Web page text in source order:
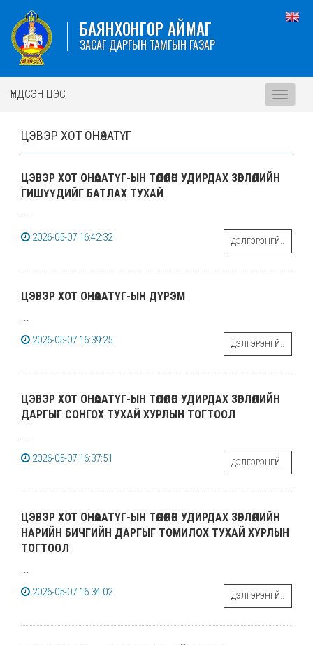
БАЯНХОНГОР АЙМАГ
ЗАСАГ ДАРГЫН ТАМГЫН ГАЗАР
ҮНДСЭН ЦЭС
Toggle
ЦЭВЭР ХОТ ОНӨААТҮГ
ЦЭВЭР ХОТ ОНӨААТҮГ-ЫН ТӨЛӨӨЛӨН УДИРДАХ ЗӨВЛӨЛИЙН
ГИШҮҮДИЙГ БАТЛАХ ТУХАЙ
...
2026-05-07 16:42:32
ДЭЛГЭРЭНГҮЙ..
ЦЭВЭР ХОТ ОНӨААТҮГ-ЫН ДҮРЭМ
...
2026-05-07 16:39:25
ДЭЛГЭРЭНГҮЙ..
ЦЭВЭР ХОТ ОНӨААТҮГ-ЫН ТӨЛӨӨЛӨН УДИРДАХ ЗӨВЛӨЛИЙН
ДАРГЫГ СОНГОХ ТУХАЙ ХУРЛЫН ТОГТООЛ
...
2026-05-07 16:37:51
ДЭЛГЭРЭНГҮЙ..
ЦЭВЭР ХОТ ОНӨААТҮГ-ЫН ТӨЛӨӨЛӨН УДИРДАХ ЗӨВЛӨЛИЙН
НАРИЙН БИЧГИЙН ДАРГЫГ ТОМИЛОХ ТУХАЙ ХУРЛЫН
ТОГТООЛ
...
2026-05-07 16:34:02
ДЭЛГЭРЭНГҮЙ..